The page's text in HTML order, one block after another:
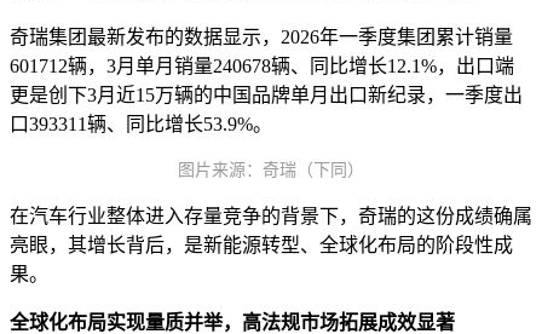
奇瑞集团最新发布的数据显示，2026年一季度集团累计销量
601712辆，3月单月销量240678辆、同比增长12.1%，出口端
更是创下3月近15万辆的中国品牌单月出口新纪录，一季度出
口393311辆、同比增长53.9%。
图片来源：奇瑞（下同）
在汽车行业整体进入存量竞争的背景下，奇瑞的这份成绩确属
亮眼，其增长背后，是新能源转型、全球化布局的阶段性成
果。
全球化布局实现量质并举，高法规市场拓展成效显著